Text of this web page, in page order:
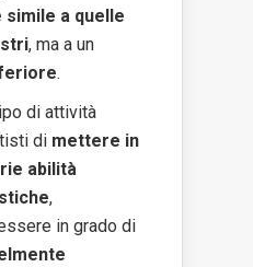
simile a quelle
, ma a un
.
di attività
di mettere in
abilità
,
in grado di